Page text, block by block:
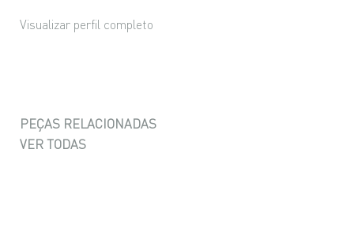
Visualizar perfil completo
PEÇAS RELACIONADAS
VER TODAS